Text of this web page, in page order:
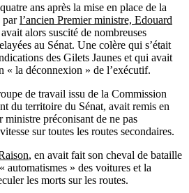
ans après la mise en place de la
parl’ancien Premier ministre, Edouard
alors suscité de nombreuses
au Sénat. Une colère qui s’était
des Gilets Jaunes et qui avait
« la déconnexion » de l’exécutif.
de travail issu de la Commission
du territoire du Sénat, avait remis en
préconisant de ne pas
sur toutes les routes secondaires.
, en avait fait son cheval de bataille
automatismes » des voitures et la
les morts sur les routes.